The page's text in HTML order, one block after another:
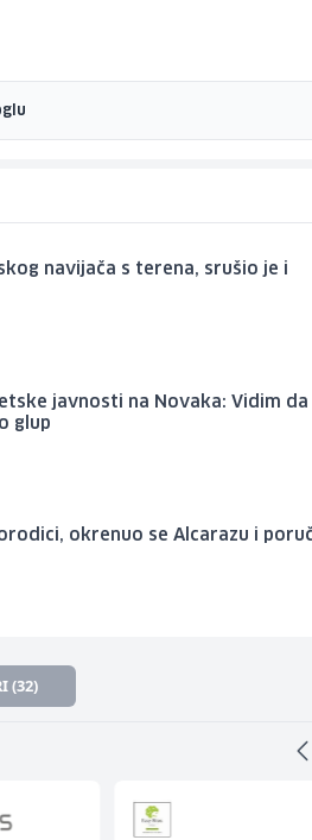
navijača s terena, srušio je i
javnosti na Novaka: Vidim da
glup
okrenuo se Alcarazu i
(32)